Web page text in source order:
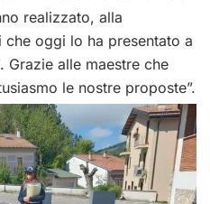
realizzato, alla
oggi lo ha presentato a
Grazie alle maestre che
le nostre proposte”.